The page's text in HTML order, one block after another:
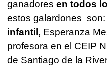
ganadores en todos
estos galardones
infantil, Esperanza
profesora en el CEIP
de Santiago de la